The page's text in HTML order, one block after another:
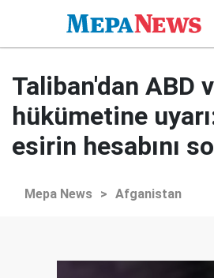
Taliban'dan ABD
hükümetine
esirin hesabını
Mepa News > Afganistan